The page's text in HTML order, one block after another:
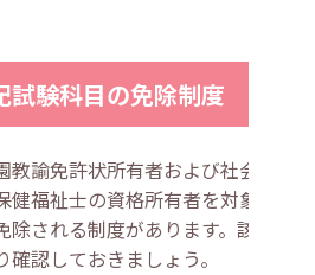
試験科目の免除制度
諭免許状所有者および社会福祉
福祉士の資格所有者を対象に、
される制度があります。該当す
認しておきましょう。